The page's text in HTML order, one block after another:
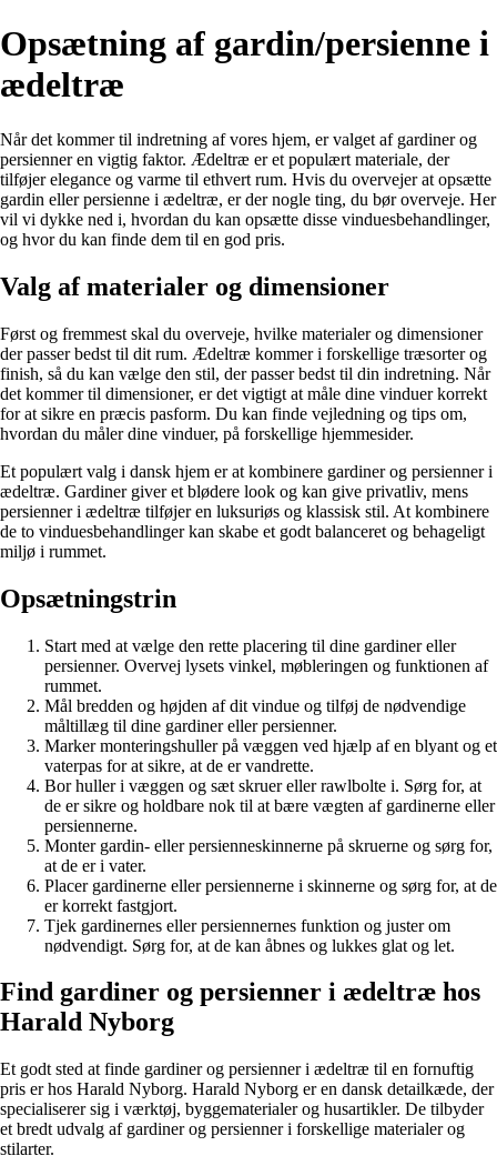
Opsætning af gardin/persienne i
ædeltræ
Når det kommer til indretning af vores hjem, er valget af gardiner og
persienner en vigtig faktor. Ædeltræ er et populært materiale, der
tilføjer elegance og varme til ethvert rum. Hvis du overvejer at opsætte
gardin eller persienne i ædeltræ, er der nogle ting, du bør overveje. Her
vil vi dykke ned i, hvordan du kan opsætte disse vinduesbehandlinger,
og hvor du kan finde dem til en god pris.
Valg af materialer og dimensioner
Først og fremmest skal du overveje, hvilke materialer og dimensioner
der passer bedst til dit rum. Ædeltræ kommer i forskellige træsorter og
finish, så du kan vælge den stil, der passer bedst til din indretning. Når
det kommer til dimensioner, er det vigtigt at måle dine vinduer korrekt
for at sikre en præcis pasform. Du kan finde vejledning og tips om,
hvordan du måler dine vinduer, på forskellige hjemmesider.
Et populært valg i dansk hjem er at kombinere gardiner og persienner i
ædeltræ. Gardiner giver et blødere look og kan give privatliv, mens
persienner i ædeltræ tilføjer en luksuriøs og klassisk stil. At kombinere
de to vinduesbehandlinger kan skabe et godt balanceret og behageligt
miljø i rummet.
Opsætningstrin
Start med at vælge den rette placering til dine gardiner eller
persienner. Overvej lysets vinkel, møbleringen og funktionen af ​​
rummet.
Mål bredden og højden af ​​dit vindue og tilføj de nødvendige
måltillæg til dine gardiner eller persienner.
Marker monteringshuller på væggen ved hjælp af en blyant og et
vaterpas for at sikre, at de er vandrette.
Bor huller i væggen og sæt skruer eller rawlbolte i. Sørg for, at
de er sikre og holdbare nok til at bære vægten af gardinerne eller
persiennerne.
Monter gardin- eller persienneskinnerne på skruerne og sørg for,
at de er i vater.
Placer gardinerne eller persiennerne i skinnerne og sørg for, at de
er korrekt fastgjort.
Tjek gardinernes eller persiennernes funktion og juster om
nødvendigt. Sørg for, at de kan åbnes og lukkes glat og let.
Find gardiner og persienner i ædeltræ hos
Harald Nyborg
Et godt sted at finde gardiner og persienner i ædeltræ til en fornuftig
pris er hos Harald Nyborg. Harald Nyborg er en dansk detailkæde, der
specialiserer sig i værktøj, byggematerialer og husartikler. De tilbyder
et bredt udvalg af gardiner og persienner i forskellige materialer og
stilarter.